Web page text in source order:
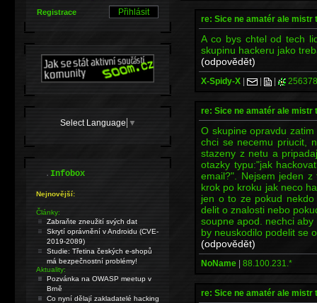
re: Sice ne amatér ale mistr
A co bys chtel od tech
skupinu hackeru jako
(odpovědět)
X-Spidy-X | | |
re: Sice ne amatér ale mistr
O skupine opravdu
chci se necemu priucit,
stazeny z netu a
otazky typu:"jak
email?". Nejsem jeden
krok po kroku jak neco
jen o to ze pokud
delit o znalosti nebo
soupne apod. nechci
by neuskodilo podelit se
(odpovědět)
NoName | 88.100.231.*
re: Sice ne amatér ale mistr
Registrace
Select Language ▼
.Infobox
Nejnovější:
Články:
Zabraňte zneužití svých dat
Skrytí oprávnění v Androidu (CVE-
2019-2089)
Studie: Třetina českých e-shopů
má bezpečnostní problémy!
Aktuality:
Pozvánka na OWASP meetup v
Brně
Co nyní dělají zakladatelé hacking